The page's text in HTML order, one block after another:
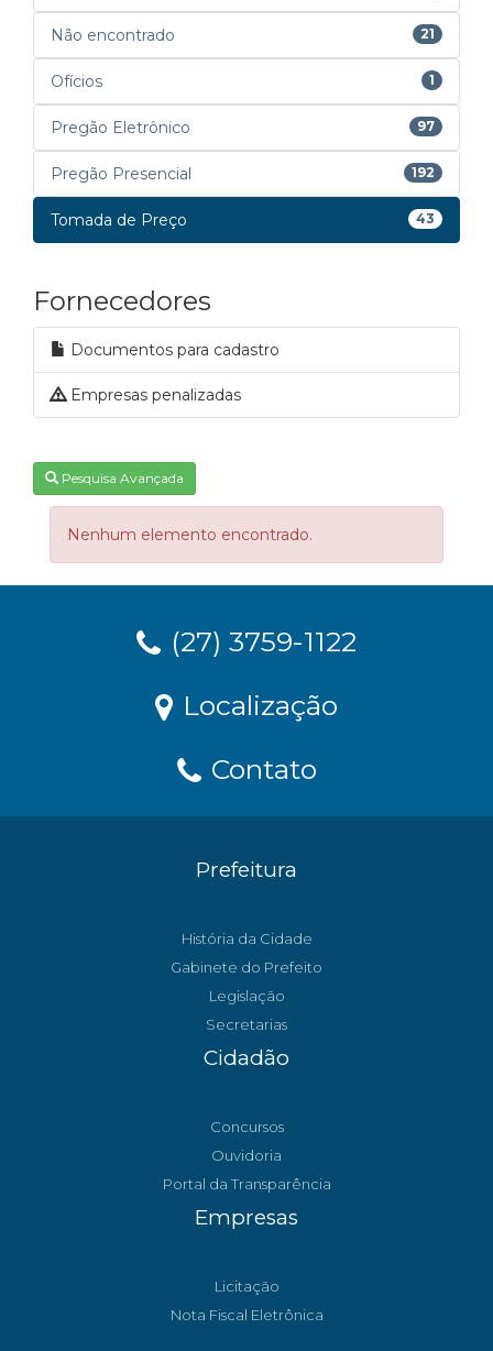
Não encontrado 21
Ofícios 1
Pregão Eletrônico 97
Pregão Presencial 192
Tomada de Preço 43
Fornecedores
Documentos para cadastro
Empresas penalizadas
Pesquisa Avançada
Nenhum elemento encontrado.
(27) 3759-1122
Localização
Contato
Prefeitura
História da Cidade
Gabinete do Prefeito
Legislação
Secretarias
Cidadão
Concursos
Ouvidoria
Portal da Transparência
Empresas
Licitação
Nota Fiscal Eletrônica